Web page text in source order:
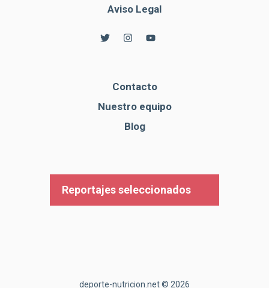
Aviso Legal
Contacto
Nuestro equipo
Blog
Reportajes seleccionados
deporte-nutricion.net © 2026